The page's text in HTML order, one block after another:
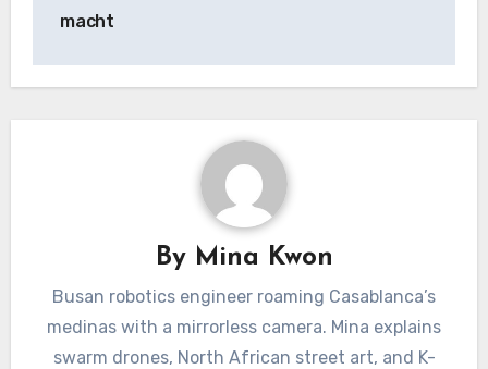
macht
By Mina Kwon
Busan robotics engineer roaming Casablanca’s
medinas with a mirrorless camera. Mina explains
swarm drones, North African street art, and K-